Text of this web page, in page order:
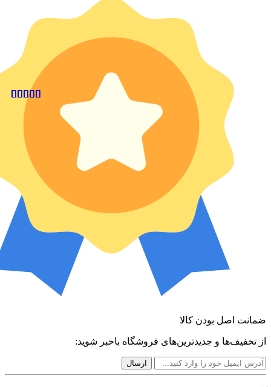
ضمانت اصل بودن کالا
از تخفیف‌ها و جدیدترین‌های فروشگاه باخبر شوید: